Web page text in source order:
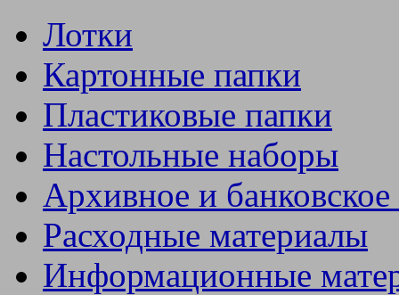
Лотки
Картонные папки
Пластиковые папки
Настольные наборы
Архивное и
Расходные материалы
Информационные